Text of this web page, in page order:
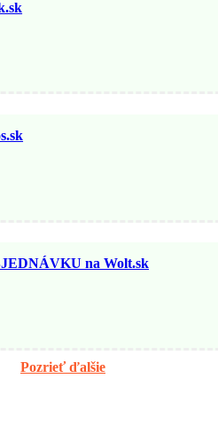
na Wolt.sk
Pozrieť ďalšie